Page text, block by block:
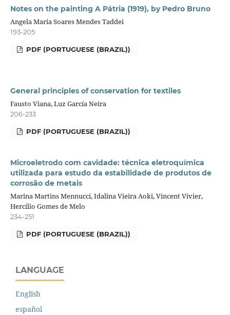
Notes on the painting A Pátria (1919), by Pedro Bruno
Angela Maria Soares Mendes Taddei
193-205
PDF (PORTUGUESE (BRAZIL))
General principles of conservation for textiles
Fausto Viana, Luz García Neira
206-233
PDF (PORTUGUESE (BRAZIL))
Microeletrodo com cavidade: técnica eletroquímica
utilizada para estudo da estabilidade de produtos de
corrosão de metais
Marina Martins Mennucci, Idalina Vieira Aoki, Vincent Vivier,
Hercílio Gomes de Melo
234-251
PDF (PORTUGUESE (BRAZIL))
LANGUAGE
English
español